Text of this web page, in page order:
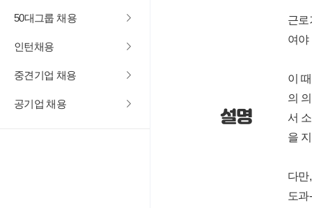
50대그룹 채용
인턴채용
중견기업 채용
공기업 채용
설명
근로
여야
이
의
서
을
다만
도과